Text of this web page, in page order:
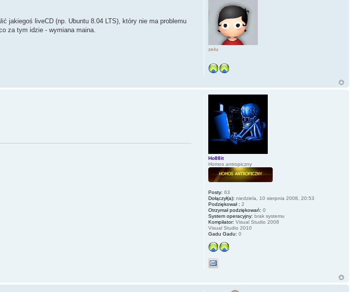
jakiegoś liveCD (np. Ubuntu 8.04 LTS), który nie ma problemu
za tym idzie - wymiana maina.
zelu
Ho88it
Homos antropiczny
Posty: 63
Dołączył(a): niedziela, 10 sierpnia 2008, 20:53
Podziękował : 2
Otrzymał podziękowań: 0
System operacyjny: brak systemu
Kompilator: Visual Studio 2008
Visual Studio 2010
Gadu Gadu: 0